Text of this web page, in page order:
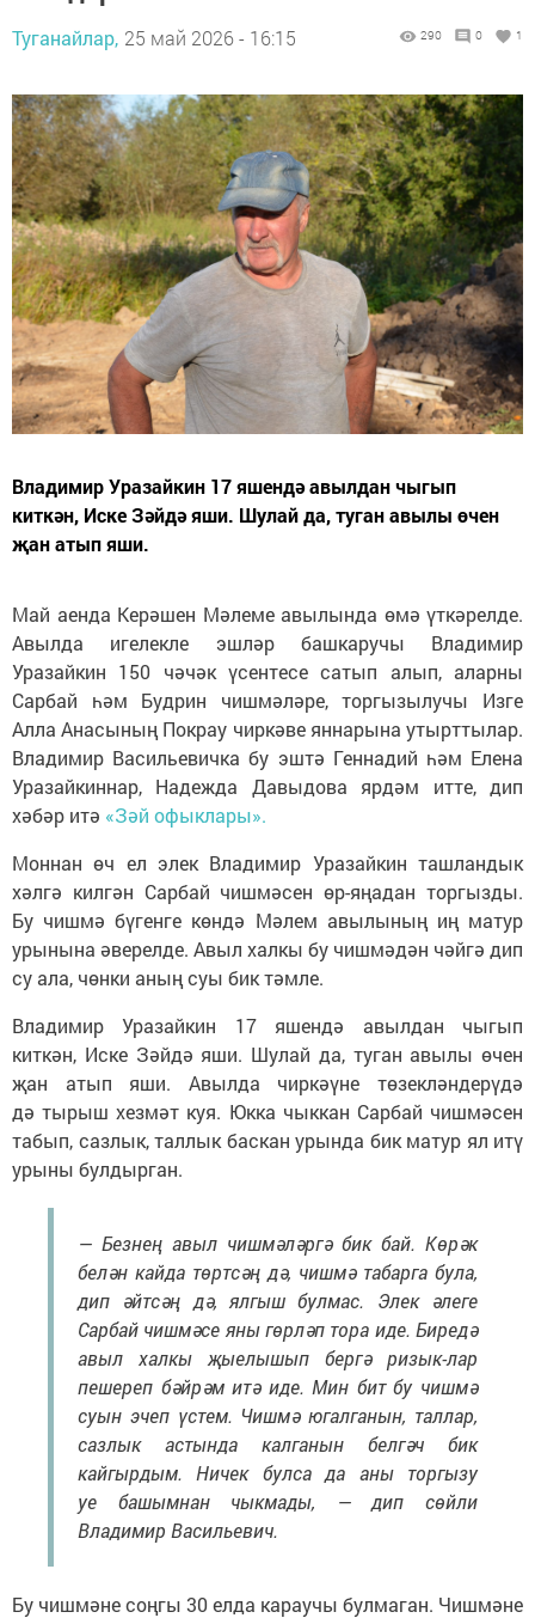
Туганайлар, 25 май 2026 - 16:15 290 0 1
Владимир Уразайкин 17 яшендә авылдан чыгып
киткән, Иске Зәйдә яши. Шулай да, туган авылы өчен
җан атып яши.
Май аенда Керәшен Мәлеме авылында өмә үткәрелде.
Авылда игелекле эшләр башкаручы Владимир
Уразайкин 150 чәчәк үсентесе сатып алып, аларны
Сарбай һәм Будрин чишмәләре, торгызылучы Изге
Алла Анасының Покрау чиркәве яннарына утырттылар.
Владимир Васильевичка бу эштә Геннадий һәм Елена
Уразайкиннар, Надежда Давыдова ярдәм итте, дип
хәбәр итә «Зәй офыклары».
Моннан өч ел элек Владимир Уразайкин ташландык
хәлгә килгән Сарбай чишмәсен өр-яңадан торгызды.
Бу чишмә бүгенге көндә Мәлем авылының иң матур
урынына әверелде. Авыл халкы бу чишмәдән чәйгә дип
су ала, чөнки аның суы бик тәмле.
Владимир Уразайкин 17 яшендә авылдан чыгып
киткән, Иске Зәйдә яши. Шулай да, туган авылы өчен
җан атып яши. Авылда чиркәүне төзекләндерүдә
дә тырыш хезмәт куя. Юкка чыккан Сарбай чишмәсен
табып, сазлык, таллык баскан урында бик матур ял итү
урыны булдырган.
— Безнең авыл чишмәләргә бик бай. Көрәк
белән кайда төртсәң дә, чишмә табарга була,
дип әйтсәң дә, ялгыш булмас. Элек әлеге
Сарбай чишмәсе яны гөрләп тора иде. Биредә
авыл халкы җыелышып бергә ризык-лар
пешереп бәйрәм итә иде. Мин бит бу чишмә
суын эчеп үстем. Чишмә югалганын, таллар,
сазлык астында калганын белгәч бик
кайгырдым. Ничек булса да аны торгызу
уе башымнан чыкмады, — дип сөйли
Владимир Васильевич.
Бу чишмәне соңгы 30 елда караучы булмаган. Чишмәне